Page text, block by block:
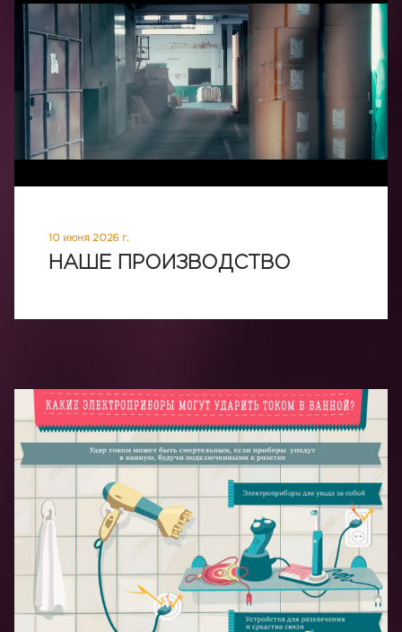
10 июня 2026 г.
НАШЕ ПРОИЗВОДСТВО